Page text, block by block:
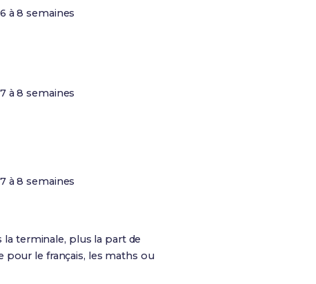
6 à 8 semaines
7 à 8 semaines
7 à 8 semaines
la terminale, plus la part de
le français, les maths ou